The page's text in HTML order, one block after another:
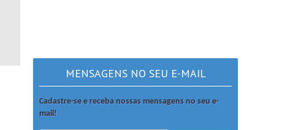
MENSAGENS NO SEU E-MAIL
Cadastre-se e receba nossas mensagens no seu e-
mail!